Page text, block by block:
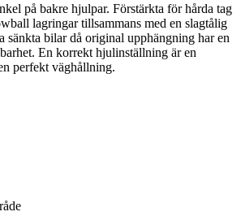
på bakre hjulpar. Förstärkta för hårda tag
lagringar tillsammans med en slagtålig
sänkta bilar då original upphängning har en
En korrekt hjulinställning är en
perfekt väghållning.